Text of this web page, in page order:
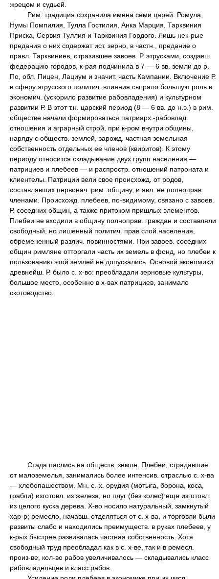
жрецом и судьей.
Рим. традиция сохранила имена семи царей: Ромула,
Нумы Помпилия, Тулла Гостилия, Анка Марция, Тарквиния
Приска, Сервия Туллия и Тарквиния Гордого. Лишь нек-рые
предания о них содержат ист. зерно, в частн., предание о
правл. Тарквиниев, отразившее завоев. Р. этрусками, создавш.
федерацию городов, к-рая подчинила в 7 — 6 вв. земли до р.
По, обл. Пицен, Лациум и значит. часть Кампании. Включение Р.
в сферу этрусского политич. влияния сыграло большую роль в
экономич. (ускорило развитие рабовладения) и культурном
развитии Р. В этот т.н. царский период (8 — 6 вв. до н.э.) в рим.
обществе начали формироваться патриарх.-рабовлад.
отношения и аграрный строй, при к-ром внутри общины,
наряду с обществ. землей, зарожд. частная земельная
собственность отдельных ее членов (квиритов). К этому
периоду относится складывание двух групп населения —
патрициев и плебеев — и распростр. отношений патроната и
клиентелы. Патриции вели свое происхожд. от родов,
составлявших первонач. рим. общину, и явл. ее полноправ.
членами. Происхожд. плебеев, по-видимому, связано с завоев.
Р. соседних общин, а также притоком пришлых элементов.
Плебеи не входили в общину полноправ. граждан и составляли
свободный, но лишенный политич. прав слой населения,
обремененный различ. повинностями. При завоев. соседних
общин римляне отторгали часть их земель в фонд, но плебеи к
пользованию этой землей не допускались. Основой экономики
древнейш. Р. было с. х-во: преобладали зерновые культуры,
большое место, особенно в х-вах патрициев, занимало
скотоводство.
Стада паслись на обществ. земле. Плебеи, страдавшие
от малоземелья, занимались более интенсив. отраслью с. х-ва
— хлебопашеством. Мн. с.-х. орудия (мотыга, борона, коса,
грабли) изготовл. из железа; но плуг (без колес) еще изготовл.
из целого куска дерева. Х-во носило натуральный, замкнутый
хар-р; ремесло, начавш. отделяться от с. х-ва, и торговли были
развиты слабо и находились преимуществ. в руках плебеев, у
к-рых быстрее развивалась частная собственность. Хотя
свободный труд преобладал как в с. х-ве, так и в ремесл.
произ-ве, кол-во рабов увеличивалось — складывались класс
рабовладельцев и класс рабов.